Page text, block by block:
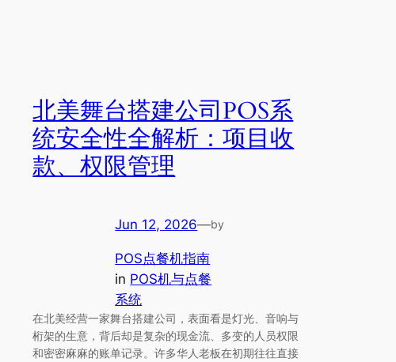
北美舞台搭建公司POS系
统安全性全解析：项目收
款、权限管理
Jun 12, 2026—by
POS点餐机指南
in POS机与点餐
系统
在北美经营一家舞台搭建公司，表面看是灯光、音响与
桁架的生意，背后却是复杂的现金流、多变的人员权限
和密密麻麻的账单记录。许多华人老板在初期往往直接